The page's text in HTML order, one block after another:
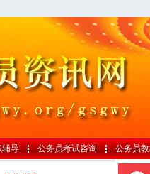
辅导 公务员考试咨询 公务员